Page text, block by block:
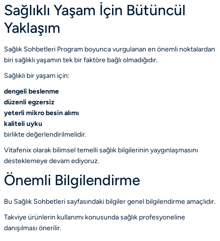
Sağlıklı Yaşam İçin Bütüncül
Yaklaşım
Sağlık Sohbetleri Program boyunca vurgulanan en önemli noktalardan
biri sağlıklı yaşamın tek bir faktöre bağlı olmadığıdır.
Sağlıklı bir yaşam için:
dengeli beslenme
düzenli egzersiz
yeterli mikro besin alımı
kaliteli uyku
birlikte değerlendirilmelidir.
Vitafenix olarak bilimsel temelli sağlık bilgilerinin yaygınlaşmasını
desteklemeye devam ediyoruz.
Önemli Bilgilendirme
Bu Sağlık Sohbetleri sayfasındaki bilgiler genel bilgilendirme amaçlıdır.
Takviye ürünlerin kullanımı konusunda sağlık profesyoneline
danışılması önerilir.